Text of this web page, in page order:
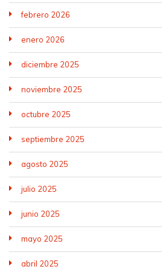
febrero 2026
enero 2026
diciembre 2025
noviembre 2025
octubre 2025
septiembre 2025
agosto 2025
julio 2025
junio 2025
mayo 2025
abril 2025